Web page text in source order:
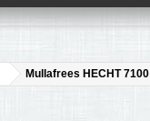
Mullafrees HECHT 7100